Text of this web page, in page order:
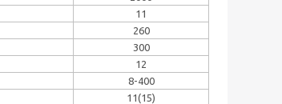
11
260
300
12
8-400
11(15)